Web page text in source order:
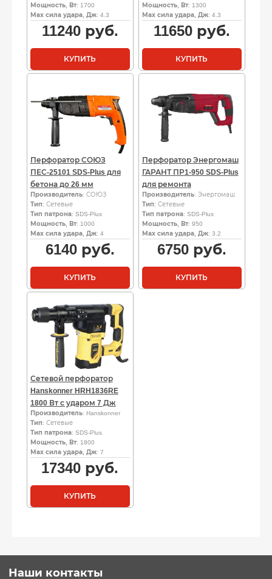
Мощность, Вт: 1700
Мах сила удара, Дж: 4.3
11240руб.
КУПИТЬ
Мощность, Вт: 1300
Мах сила удара, Дж: 4.3
11650руб.
КУПИТЬ
Перфоратор СОЮЗ
ПЕС-25101 SDS-Plus для
бетона до 26 мм
Производитель: СОЮЗ
Тип: Сетевые
Тип патрона: SDS-Plus
Мощность, Вт: 1000
Мах сила удара, Дж: 4
6140руб.
КУПИТЬ
Перфоратор Энергомаш
ГАРАНТ ПР1-950 SDS-Plus
для ремонта
Производитель: Энергомаш
Тип: Сетевые
Тип патрона: SDS-Plus
Мощность, Вт: 950
Мах сила удара, Дж: 3.2
6750руб.
КУПИТЬ
Сетевой перфоратор
Hanskonner HRH1836RE
1800 Вт с ударом 7 Дж
Производитель: Hanskonner
Тип: Сетевые
Тип патрона: SDS-Plus
Мощность, Вт: 1800
Мах сила удара, Дж: 7
17340 руб.
КУПИТЬ
Наши контакты